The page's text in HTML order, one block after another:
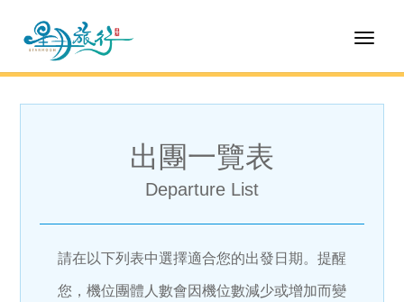
出團一覽表
Departure List
請在以下列表中選擇適合您的出發日期。提醒
您，機位團體人數會因機位數減少或增加而變